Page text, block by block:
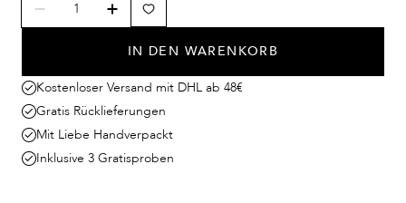
IN DEN WARENKORB
Kostenloser Versand mit DHL ab 48€
Gratis Rücklieferungen
Mit Liebe Handverpackt
Inklusive 3 Gratisproben